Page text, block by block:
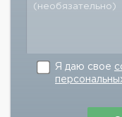
(необязательно)
Я даю свое